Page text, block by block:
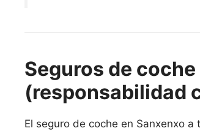
Seguros de
(responsabilidad
El seguro de coche en Sanxenxo